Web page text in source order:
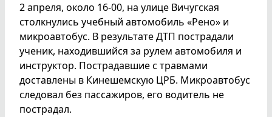
2 апреля, около 16-00, на улице Вичугская
столкнулись учебный автомобиль «Рено» и
микроавтобус. В результате ДТП пострадали
ученик, находившийся за рулем автомобиля и
инструктор. Пострадавшие с травмами
доставлены в Кинешемскую ЦРБ. Микроавтобус
следовал без пассажиров, его водитель не
пострадал.